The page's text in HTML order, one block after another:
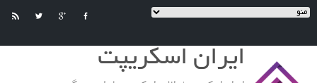
ایران اسکریپت